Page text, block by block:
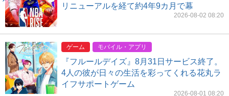
リニューアルを経て約4年9カ月で幕
2026-08-02 08:20
ゲーム モバイル・アプリ
『フルールデイズ』8月31日サービス終了。
4人の彼が日々の生活を彩ってくれる花丸ラ
イフサポートゲーム
2026-08-01 08:20